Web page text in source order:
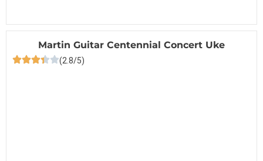
Martin Guitar Centennial Concert Uke
(2.8/5)